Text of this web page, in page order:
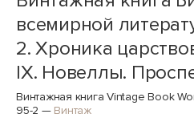
всемирной
2. Хроника
IX. Новеллы.
Винтажная книга Vintage Book
95-2 — Винтаж